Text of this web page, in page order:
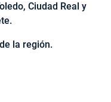
Ciudad Real y
la región.